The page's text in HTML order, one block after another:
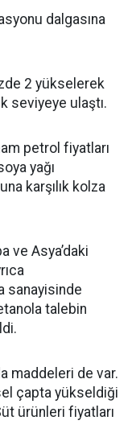
dalgasına
2 yükselerek
seviyeye ulaştı.
petrol fiyatları
yağı
karşılık kolza
ve Asya’daki
sanayisinde
talebin
maddeleri de var.
çapta yükseldiği
ürünleri fiyatları